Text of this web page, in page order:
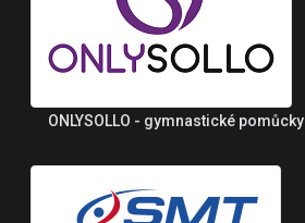
ONLYSOLLO - gymnastické pomůcky